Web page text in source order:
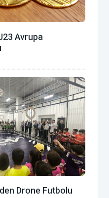
Avrupa
Drone Futbolu